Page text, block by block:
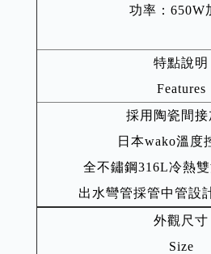
功率：650W
特點說明
Features
採用陶瓷間接
日本wako溫度
全不鏽鋼316L冷熱
出水彎管採管中管設
外觀尺寸
Size